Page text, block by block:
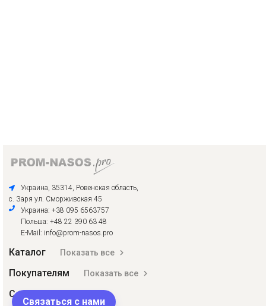
Украина, 35314, Ровенская область,
с. Заря ул. Сморживская 45
Украина: +38 095 6563757
Польша: +48 22 390 63 48
E-Mail: info@prom-nasos.pro
Каталог Показать все
Покупателям Показать все
Соцсети
Связаться с нами